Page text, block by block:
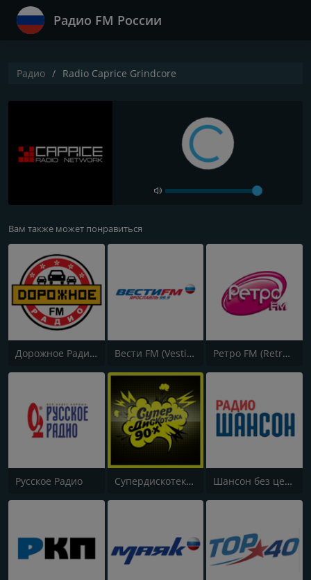
Радио FM России
Радио Radio Caprice Grindcore
Вам также может понравиться
Дорожное Радио (Dorojnoe Radio) Вести FM (Vesti FM) Ретро FM (Retro FM)
Русское Радио Супердискотека 90х Радио Рекорд (Radio Record 90s Superdisco) Шансон без цензуры (Shanson bez cenzury)